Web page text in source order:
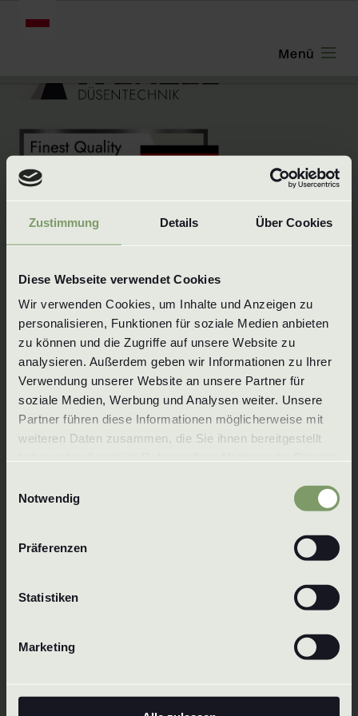
Zustimmung Details Über Cookies
Diese Webseite verwendet Cookies
Wir verwenden Cookies, um Inhalte und Anzeigen zu
personalisieren, Funktionen für soziale Medien anbieten
zu können und die Zugriffe auf unsere Website zu
analysieren. Außerdem geben wir Informationen zu Ihrer
Verwendung unserer Website an unsere Partner für
soziale Medien, Werbung und Analysen weiter. Unsere
Partner führen diese Informationen möglicherweise mit
weiteren Daten zusammen, die Sie ihnen bereitgestellt
unsere Datenschutzerklärung
Notwendig
Präferenzen
Statistiken
Marketing
POLSKI
odpowiedzialność - Wenzel Düssentechnik to
szwabska firma rodzinna z ponad 25-letnim
doświadczeniem w technologii dysz.
Tel.:+49 7125 3559
E-Mail:info@wenzel-duesen.de
Wenzel GmbH & Co. KG
Baachstraße 1
Niemcy